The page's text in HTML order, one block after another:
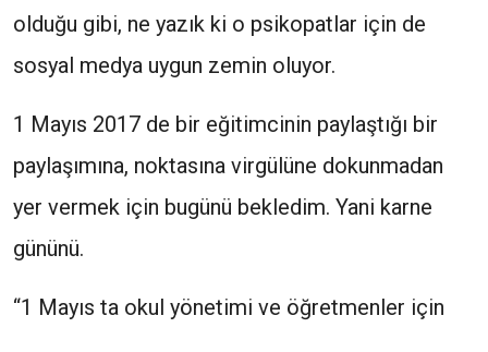
olduğu gibi, ne yazık ki o psikopatlar için de
sosyal medya uygun zemin oluyor.
1 Mayıs 2017 de bir eğitimcinin paylaştığı bir
paylaşımına, noktasına virgülüne dokunmadan
yer vermek için bugünü bekledim. Yani karne
gününü.
“1 Mayıs ta okul yönetimi ve öğretmenler için